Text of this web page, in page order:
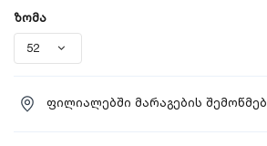
ზომა
ფილიალებში მარაგების